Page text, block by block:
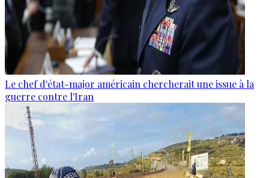
Le chef d'état-major américain chercherait une issue à la
guerre contre l'Iran